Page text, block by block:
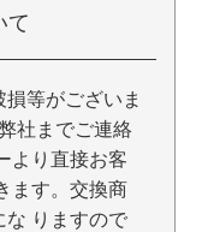
て
等がございま
社までご連絡
より直接お客
ます。交換商
な りますので